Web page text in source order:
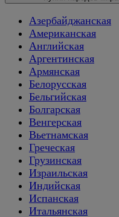
Азербайджанская
Американская
Английская
Аргентинская
Армянская
Белорусская
Бельгийская
Болгарская
Венгерская
Вьетнамская
Греческая
Грузинская
Израильская
Индийская
Испанская
Итальянская